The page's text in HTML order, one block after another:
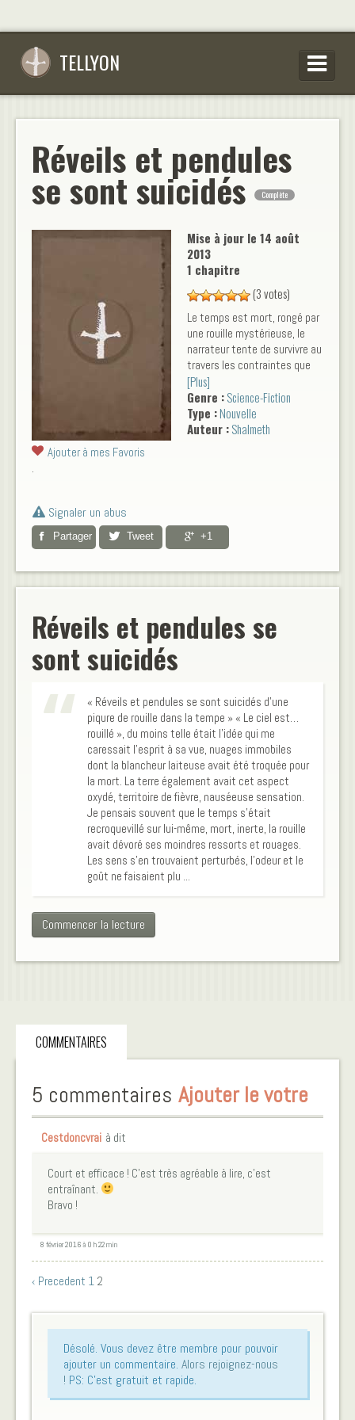
TELLYON
SE CONNECTER
S’INSCRIRE
CONSEILS D’ÉCRITURES
FAQ
Réveils et pendules
se sont suicidés Complète
Mise à jour le 14 août
2013
1 chapitre
(3 votes)
Le temps est mort, rongé par
une rouille mystérieuse, le
narrateur tente de survivre au
travers les contraintes que
cela implique. La frontière
entre Sf et Fantastique est
mince, les visions
cauchemardesques se
[Plus]
Genre :Science-Fiction
Type :Nouvelle
Auteur :Shalmeth
Ajouter à mes Favoris
Signaler un abus
Partager Tweet +1
Réveils et pendules se
sont suicidés
« Réveils et pendules se sont suicidés d’une
piqure de rouille dans la tempe » « Le ciel est…
rouillé », du moins telle était l’idée qui me
caressait l’esprit à sa vue, nuages immobiles
dont la blancheur laiteuse avait été troquée pour
la mort. La terre également avait cet aspect
oxydé, territoire de fièvre, nauséeuse sensation.
Je pensais souvent que le temps s’était
recroquevillé sur lui-même, mort, inerte, la rouille
avait dévoré ses moindres ressorts et rouages.
Les sens s’en trouvaient perturbés, l’odeur et le
goût ne faisaient plu ...
Commencer la lecture
COMMENTAIRES
5 commentaires Ajouter le votre
Cestdoncvrai à dit
Court et efficace ! C’est très agréable à lire, c’est
entraînant.
Bravo !
8 février 2016 à 0 h 22 min
‹ Precedent 1 2
Désolé. Vous devez être membre pour pouvoir
ajouter un commentaire. Alors rejoignez-nous
! PS: C'est gratuit et rapide.